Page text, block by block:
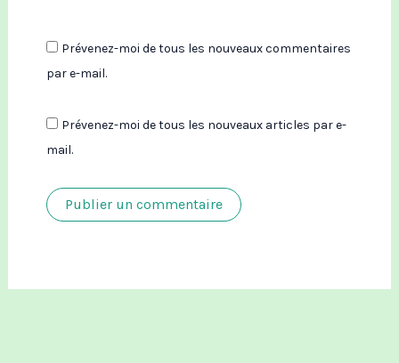
Prévenez-moi de tous les nouveaux commentaires
par e-mail.
Prévenez-moi de tous les nouveaux articles par e-
mail.